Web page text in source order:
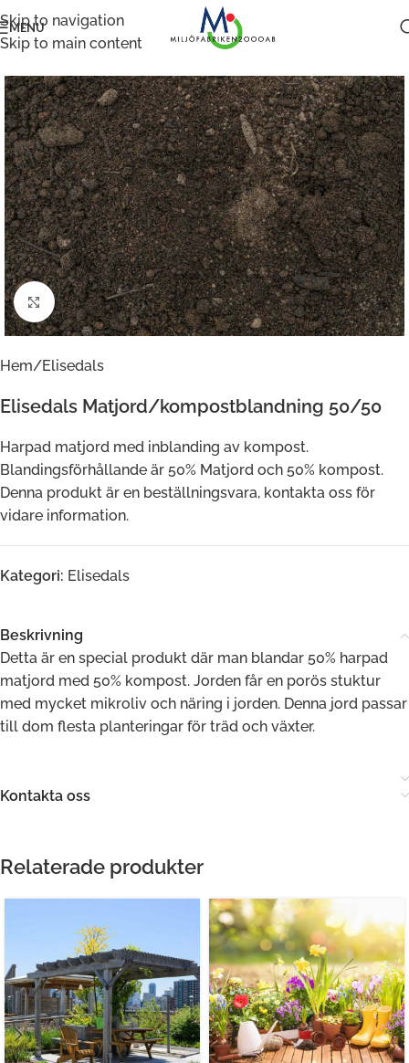
Skip to navigation
Skip to main content
MENU
Klicka för att förstora
Hem/Elisedals
Elisedals Matjord/kompostblandning 50/50
Harpad matjord med inblanding av kompost.
Blandingsförhållande är 50% Matjord och 50% kompost.
Denna produkt är en beställningsvara, kontakta oss för
vidare information.
Kategori: Elisedals
Beskrivning
Detta är en special produkt där man blandar 50% harpad
matjord med 50% kompost. Jorden får en porös stuktur
med mycket mikroliv och näring i jorden. Denna jord passar
till dom flesta planteringar för träd och växter.
Kontakta oss
Relaterade produkter